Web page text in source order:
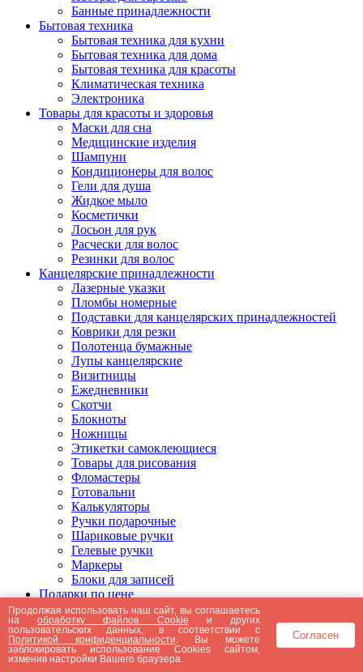
Банные принадлежности
Бытовая техника
Бытовая техника для кухни
Бытовая техника для дома
Бытовая техника для красоты
Климатическая техника
Электроника
Товары для красоты и здоровья
Маски для сна
Медицинские изделия
Шампуни
Кондиционеры для волос
Гели для душа
Жидкое мыло
Косметички
Лосьон для рук
Расчески для волос
Резинки для волос
Канцелярские принадлежности
Лазерные указки
Пломбы номерные
Подставки для канцелярских принадлежностей
Коврики для резки
Полотенца бумажные
Лупы канцелярские
Визитницы
Ежедневники
Скотчи
Блокноты
Ножницы
Этикетки самоклеющиеся
Товары для рисования
Фломастеры
Готовальни
Калькуляторы
Ручки подарочные
Шариковые ручки
Гелевые ручки
Маркеры
Блоки для записей
Подарки по цене
Подарки от 5000 рублей
Подарки до 5000 рублей
Подарки до 3000 рублей
Подарки до 2000 рублей
Подарки до 1000 рублей
Продолжая использовать наш сайт, вы соглашаетесь
наобработку файлов Cookie и других
пользовательских данных, в соответствии с
Политикой конфиденциальности . Вы можете
заблокировать использование Cookies сайтом,
изменив настройки Вашего браузера.
Согласен